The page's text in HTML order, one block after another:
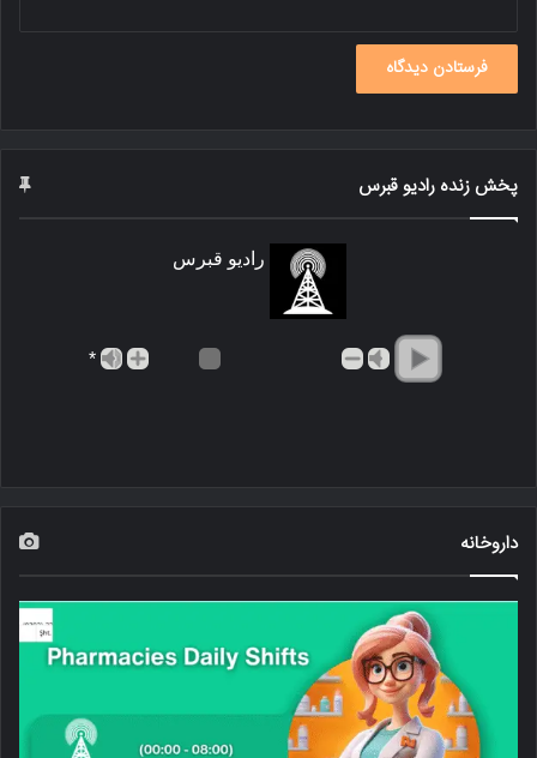
پخش زنده رادیو قبرس
رادیو قبرس
*
داروخانه